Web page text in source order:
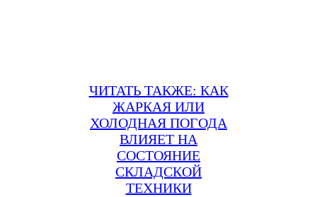
ЧИТАТЬ ТАКЖЕ: КАК
ЖАРКАЯ ИЛИ
ХОЛОДНАЯ ПОГОДА
ВЛИЯЕТ НА
СОСТОЯНИЕ
СКЛАДСКОЙ
ТЕХНИКИ